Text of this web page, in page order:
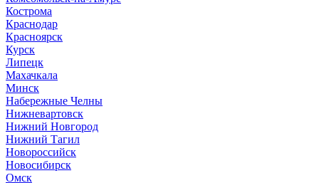
Кострома
Краснодар
Красноярск
Курск
Липецк
Махачкала
Минск
Набережные Челны
Нижневартовск
Нижний Новгород
Нижний Тагил
Новороссийск
Новосибирск
Омск